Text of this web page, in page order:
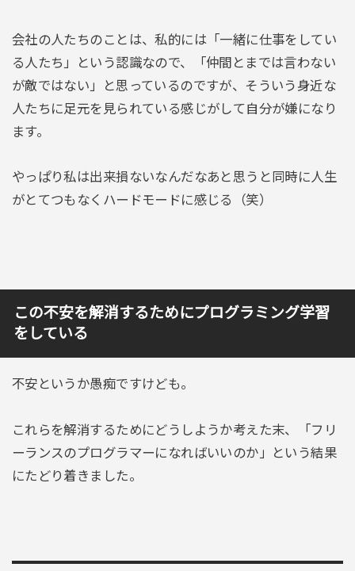
会社の人たちのことは、私的には「一緒に仕事をしてい
る人たち」という認識なので、「仲間とまでは言わない
が敵ではない」と思っているのですが、そういう身近な
人たちに足元を見られている感じがして自分が嫌になり
ます。
やっぱり私は出来損ないなんだなあと思うと同時に人生
がとてつもなくハードモードに感じる（笑）
この不安を解消するためにプログラミング学習
をしている
不安というか愚痴ですけども。
これらを解消するためにどうしようか考えた末、「フリ
ーランスのプログラマーになればいいのか」という結果
にたどり着きました。